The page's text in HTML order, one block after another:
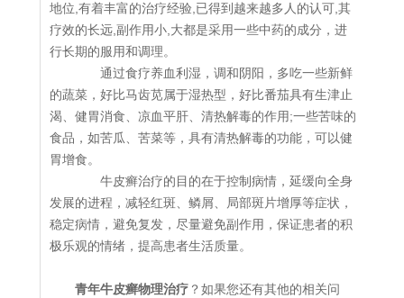
地位,有着丰富的治疗经验,已得到越来越多人的认可,其
疗效的长远,副作用小,大都是采用一些中药的成分，进
行长期的服用和调理。
通过食疗养血利湿，调和阴阳，多吃一些新鲜
的蔬菜，好比马齿苋属于湿热型，好比番茄具有生津止
渴、健胃消食、凉血平肝、清热解毒的作用;一些苦味的
食品，如苦瓜、苦菜等，具有清热解毒的功能，可以健
胃增食。
牛皮癣治疗的目的在于控制病情，延缓向全身
发展的进程，减轻红斑、鳞屑、局部斑片增厚等症状，
稳定病情，避免复发，尽量避免副作用，保证患者的积
极乐观的情绪，提高患者生活质量。
青年牛皮癣物理治疗 ？如果您还有其他的相关问